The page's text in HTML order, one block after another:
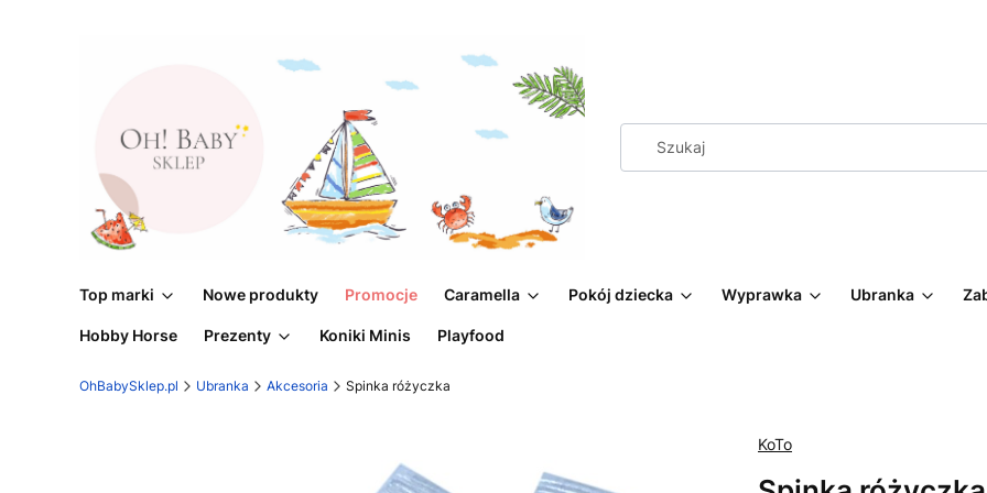
Top marki Nowe produkty Promocje Caramella Pokój dziecka Wyprawka Ubranka
Hobby Horse Prezenty Koniki Minis Playfood
OhBabySklep.pl Ubranka Akcesoria Spinka różyczka
KoTo